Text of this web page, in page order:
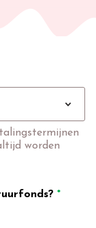
expand_more
worden
*